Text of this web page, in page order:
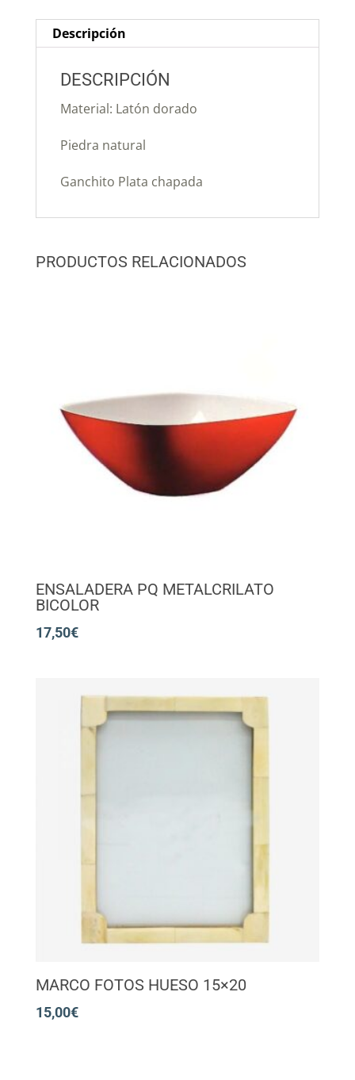
Descripción
DESCRIPCIÓN
Material: Latón dorado
Piedra natural
Ganchito Plata chapada
PRODUCTOS RELACIONADOS
ENSALADERA PQ METALCRILATO
BICOLOR
17,50€
MARCO FOTOS HUESO 15×20
15,00€